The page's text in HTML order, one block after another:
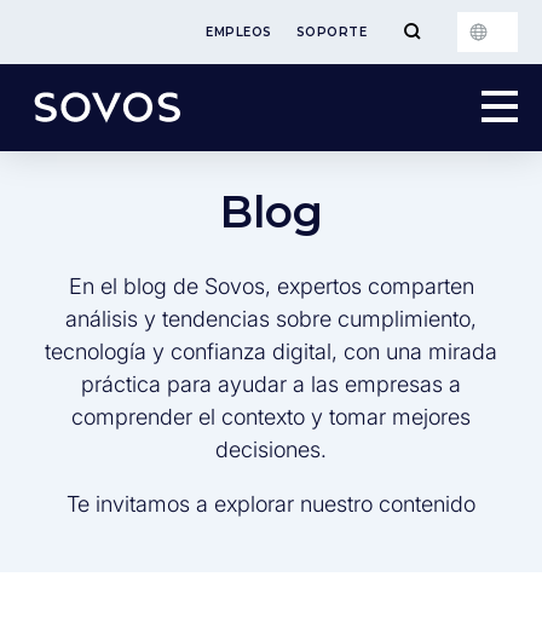
EMPLEOS SOPORTE
Blog
En el blog de Sovos, expertos comparten
análisis y tendencias sobre cumplimiento,
tecnología y confianza digital, con una mirada
práctica para ayudar a las empresas a
comprender el contexto y tomar mejores
decisiones.
Te invitamos a explorar nuestro contenido